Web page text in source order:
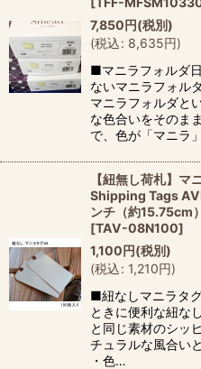
7,850円(税別)
(税込: 8,635円)
■マニラフォルダ
ないマニラフォル
マニラフォルダと
な色合いをそのま
で、色が「マニラ
【紐無し荷札】
Shipping Tags
ンチ（約15.75cm
[TAV-08N100]
1,100円(税別)
(税込: 1,210円)
■紐なしマニラタ
ときに便利な紐な
と同じ素材のシッ
チュラルな風合い
・色…